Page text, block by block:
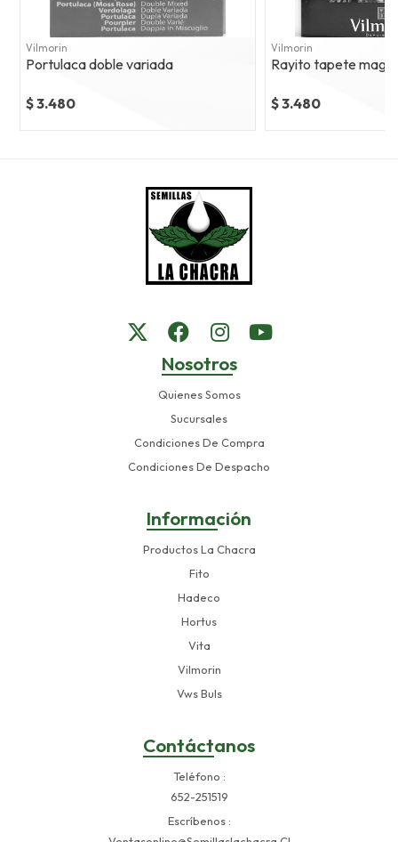
Vilmorin
Portulaca doble variada
$ 3.480
Vilmorin
Rayito tapete
$ 3.480
Nosotros
Quienes Somos
Sucursales
Condiciones De Compra
Condiciones De Despacho
Información
Productos La Chacra
Fito
Hadeco
Hortus
Vita
Vilmorin
Vws Buls
Contáctanos
Teléfono
652-251519
Escríbenos